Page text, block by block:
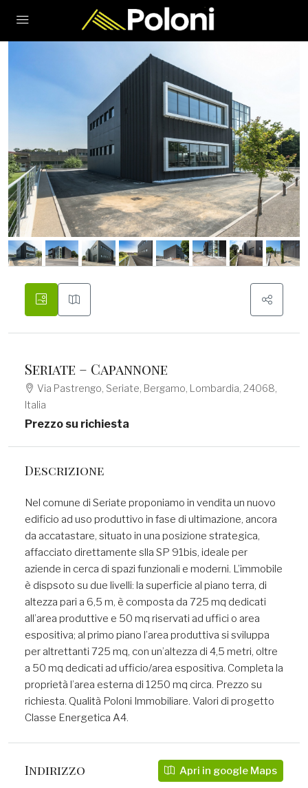
Seriate – Capannone
Via Pastrengo, Seriate, Bergamo, Lombardia, 24068,
Italia
Prezzo su richiesta
Descrizione
Nel comune di Seriate proponiamo in vendita un nuovo
edificio ad uso produttivo in fase di ultimazione, ancora
da accatastare, situato in una posizione strategica,
affacciato direttamente slla SP 91bis, ideale per
aziende in cerca di spazi funzionali e moderni. L’immobile
è dispsoto su due livelli: la superficie al piano terra, di
altezza pari a 6,5 m, è composta da 725 mq dedicati
all’area produttive e 50 mq riservati ad uffici o area
espositiva; al primo piano l’area produttiva si sviluppa
per altrettanti 725 mq, con un’altezza di 4,5 metri, oltre
a 50 mq dedicati ad ufficio/area espositiva. Completa la
proprietà l’area esterna di 1250 mq circa. Prezzo su
richiesta. Qualità Poloni Immobiliare. Valori di progetto
Classe Energetica A4.
Indirizzo Apri in google Maps